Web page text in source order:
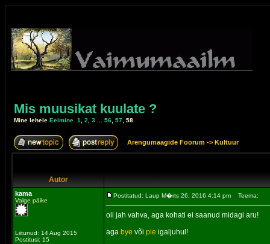
Mis muusikat kuulate ?
Mine lehele Eelmine 1 2 3 56 57 58
Arengumaagide Foorum -> Kultuur
Autor
kama
Valge päike
Liitunud: 14 Aug 2015
Postitusi: 15
Postitatud: Laup M�rts 26, 2016 4:14 pm Teema:
oli jah vahva, aga kohati ei saanud midagi aru!
aga bye või pie igaljuhul!